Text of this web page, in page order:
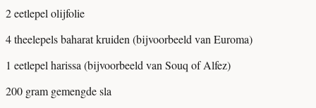
2 eetlepel olijfolie
4 theelepels baharat kruiden (bijvoorbeeld van Euroma)
1 eetlepel harissa (bijvoorbeeld van Souq of Alfez)
200 gram gemengde sla